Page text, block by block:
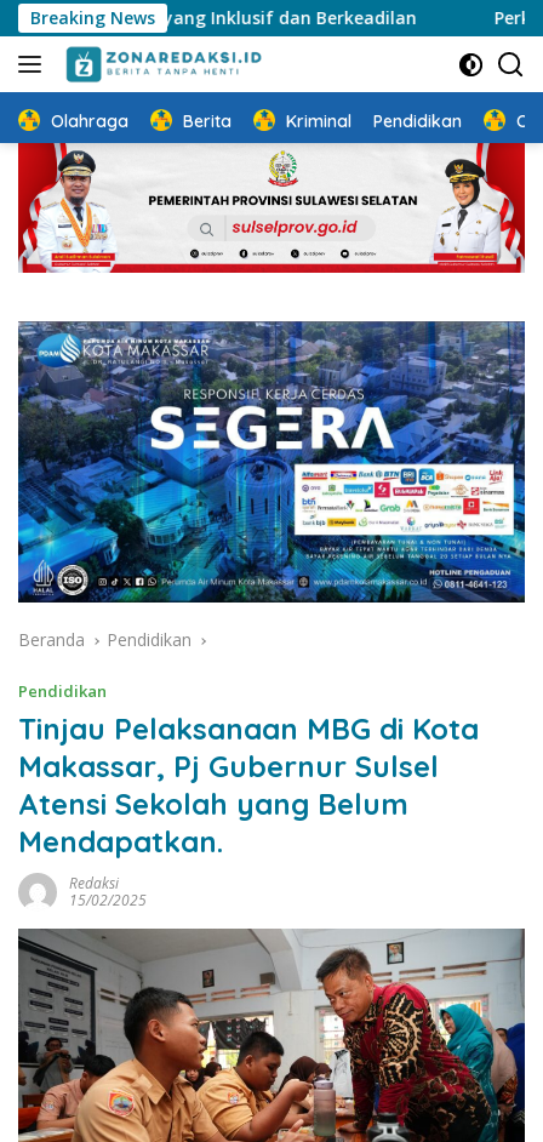
Langsung
ke
konten
Breaking News
yang Inklusif dan Berkeadilan Perkuat Ketahanan
Olahraga Berita Kriminal Pendidikan
Beranda Pendidikan
Pendidikan
Tinjau Pelaksanaan MBG di Kota
Makassar, Pj Gubernur Sulsel
Atensi Sekolah yang Belum
Mendapatkan.
Redaksi
15/02/2025